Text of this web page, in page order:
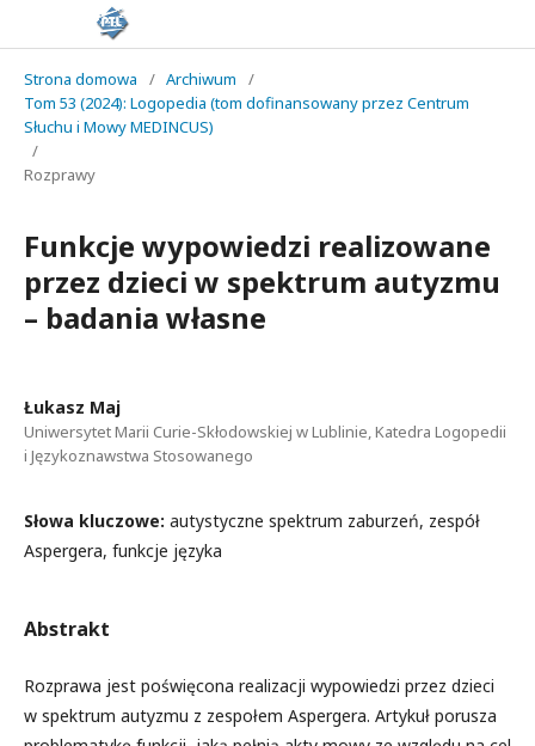
Strona domowa / Archiwum
/
Tom 53 (2024): Logopedia (tom dofinansowany przez Centrum
Słuchu i Mowy MEDINCUS)
/
Rozprawy
Funkcje wypowiedzi realizowane
przez dzieci w spektrum autyzmu
– badania własne
Łukasz Maj
Uniwersytet Marii Curie-Skłodowskiej w Lublinie, Katedra Logopedii
i Językoznawstwa Stosowanego
Słowa kluczowe: autystyczne spektrum zaburzeń, zespół
Aspergera, funkcje języka
Abstrakt
Rozprawa jest poświęcona realizacji wypowiedzi przez dzieci
w spektrum autyzmu z zespołem Aspergera. Artykuł porusza